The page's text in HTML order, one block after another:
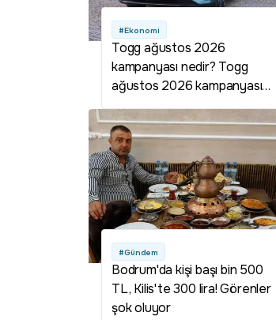
#Ekonomi
Togg ağustos 2026
kampanyası nedir? Togg
ağustos 2026 kampanyası
kampanyası var mı? Togg
ağustos kampanyası var mı?
Togg 800 bin TL kampanyası
nedir? Togg 800 bin lira
kampanyası şartları neler?
#Gündem
Bodrum'da kişi başı bin 500
TL, Kilis'te 300 lira! Görenler
şok oluyor